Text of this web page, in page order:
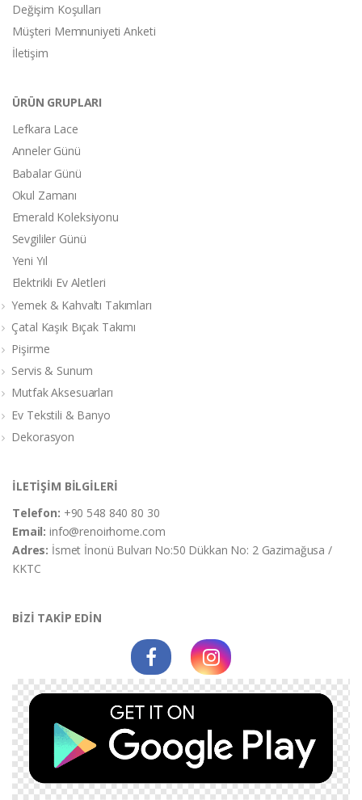
Değişim Koşulları
Müşteri Memnuniyeti Anketi
İletişim
ÜRÜN GRUPLARI
Lefkara Lace
Anneler Günü
Babalar Günü
Okul Zamanı
Emerald Koleksiyonu
Sevgililer Günü
Yeni Yıl
Elektrikli Ev Aletleri
Yemek & Kahvaltı Takımları
Çatal Kaşık Bıçak Takımı
Pişirme
Servis & Sunum
Mutfak Aksesuarları
Ev Tekstili & Banyo
Dekorasyon
İLETİŞİM BİLGİLERİ
Telefon: +90 548 840 80 30
Email:info@renoirhome.com
Adres: İsmet İnonü Bulvarı No:50 Dükkan No: 2 Gazimağusa /
KKTC
BİZİ TAKİP EDİN